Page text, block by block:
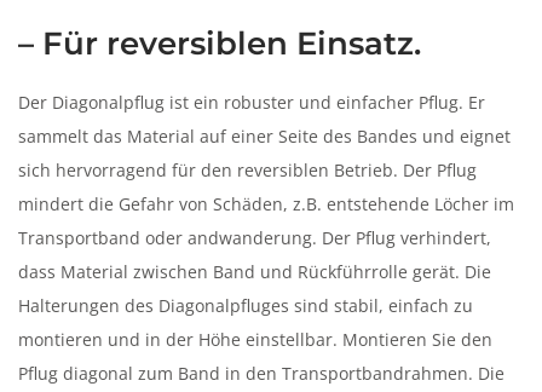
– Für reversiblen Einsatz.
Der Diagonalpflug ist ein robuster und einfacher Pflug. Er
sammelt das Material auf einer Seite des Bandes und eignet
sich hervorragend für den reversiblen Betrieb. Der Pflug
mindert die Gefahr von Schäden, z.B. entstehende Löcher im
Transportband oder andwanderung. Der Pflug verhindert,
dass Material zwischen Band und Rückführrolle gerät. Die
Halterungen des Diagonalpfluges sind stabil, einfach zu
montieren und in der Höhe einstellbar. Montieren Sie den
Pflug diagonal zum Band in den Transportbandrahmen. Die